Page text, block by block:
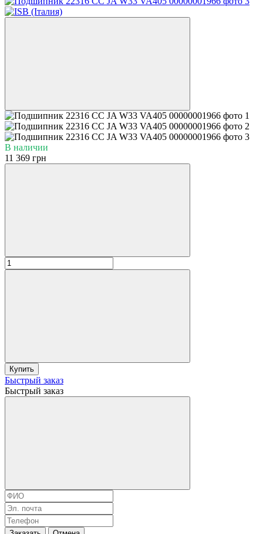
В наличии
11 369 грн
Купить
Быстрый заказ
Быстрый заказ